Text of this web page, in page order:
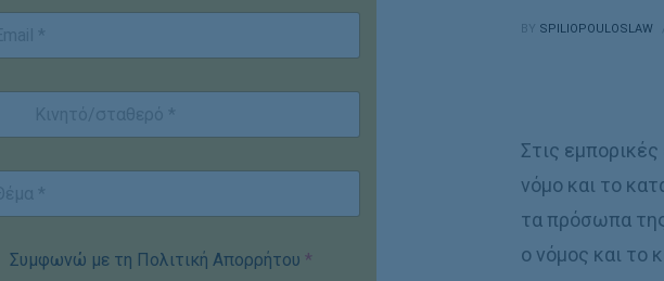
BY SPILIOPOULOSLAW
Στις
νόμο και το
τα πρόσωπα της
ο νόμος και το
Συμφωνώ με τη Πολιτική Απορρήτου *